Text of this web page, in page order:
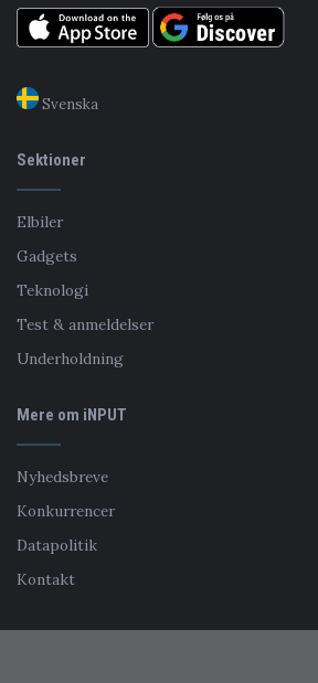
Svenska
Sektioner
Elbiler
Gadgets
Teknologi
Test & anmeldelser
Underholdning
Mere om iNPUT
Nyhedsbreve
Konkurrencer
Datapolitik
Kontakt